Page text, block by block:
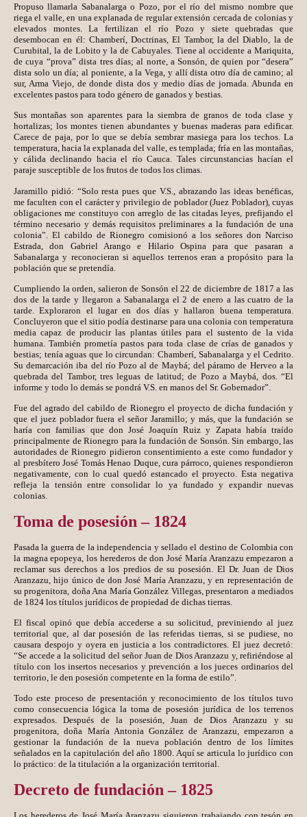
Propuso llamarla Sabanalarga o Pozo, por el río del mismo nombre que
riega el valle, en una explanada de regular extensión cercada de colonias y
elevados montes. La fertilizan el río Pozo y siete quebradas que
desembocan en él: Chamberí, Doctrinas, El Tambor, la del Diablo, la de
Curubital, la de Lobito y la de Cabuyales. Tiene al occidente a Mariquita,
de cuya “prova” dista tres días; al norte, a Sonsón, de quien por “desera”
dista solo un día; al poniente, a la Vega, y allí dista otro día de camino; al
sur, Arma Viejo, de donde dista dos y medio días de jornada. Abunda en
excelentes pastos para todo género de ganados y bestias.
Sus montañas son aparentes para la siembra de granos de toda clase y
hortalizas; los montes tienen abundantes y buenas maderas para edificar.
Carece de paja, por lo que se debía sembrar masiega para los techos. La
temperatura, hacia la explanada del valle, es templada; fría en las montañas,
y cálida declinando hacia el río Cauca. Tales circunstancias hacían el
paraje susceptible de los frutos de todos los climas.
Jaramillo pidió: “Solo resta pues que V.S., abrazando las ideas benéficas,
me faculten con el carácter y privilegio de poblador (Juez Poblador), cuyas
obligaciones me constituyo con arreglo de las citadas leyes, prefijando el
término necesario y demás requisitos preliminares a la fundación de una
colonia”. El cabildo de Rionegro comisionó a los señores don Narciso
Estrada, don Gabriel Arango e Hilario Ospina para que pasaran a
Sabanalarga y reconocieran si aquellos terrenos eran a propósito para la
población que se pretendía.
Cumpliendo la orden, salieron de Sonsón el 22 de diciembre de 1817 a las
dos de la tarde y llegaron a Sabanalarga el 2 de enero a las cuatro de la
tarde. Exploraron el lugar en dos días y hallaron buena temperatura.
Concluyeron que el sitio podía destinarse para una colonia con temperatura
media capaz de producir las plantas útiles para el sustento de la vida
humana. También prometía pastos para toda clase de crías de ganados y
bestias; tenía aguas que lo circundan: Chamberí, Sabanalarga y el Cedrito.
Su demarcación iba del río Pozo al de Maybá; del páramo de Herveo a la
quebrada del Tambor, tres leguas de latitud; de Pozo a Maybá, dos. “El
informe y todo lo demás se pondrá V.S. en manos del Sr. Gobernador”.
Fue del agrado del cabildo de Rionegro el proyecto de dicha fundación y
que el juez poblador fuera el señor Jaramillo; y más, que la fundación se
haría con familias que don José Joaquín Ruiz y Zapata había traído
principalmente de Rionegro para la fundación de Sonsón. Sin embargo, las
autoridades de Rionegro pidieron consentimiento a este como fundador y
al presbítero José Tomás Henao Duque, cura párroco, quienes respondieron
negativamente, con lo cual quedó estancado el proyecto. Esta negativa
refleja la tensión entre consolidar lo ya fundado y expandir nuevas
colonias.
Toma de posesión – 1824
Pasada la guerra de la independencia y sellado el destino de Colombia con
la magna epopeya, los herederos de don José María Aranzazu empezaron a
reclamar sus derechos a los predios de su posesión. El Dr. Juan de Dios
Aranzazu, hijo único de don José María Aranzazu, y en representación de
su progenitora, doña Ana María González Villegas, presentaron a mediados
de 1824 los títulos jurídicos de propiedad de dichas tierras.
El fiscal opinó que debía accederse a su solicitud, previniendo al juez
territorial que, al dar posesión de las referidas tierras, si se pudiese, no
causara despojo y oyera en justicia a los contradictores. El juez decretó:
“Se accede a la solicitud del señor Juan de Dios Aranzazu y, refiriéndose al
título con los insertos necesarios y prevención a los jueces ordinarios del
territorio, le den posesión competente en la forma de estilo”.
Todo este proceso de presentación y reconocimiento de los títulos tuvo
como consecuencia lógica la toma de posesión jurídica de los terrenos
expresados. Después de la posesión, Juan de Dios Aranzazu y su
progenitora, doña María Antonia González de Aranzazu, empezaron a
gestionar la fundación de la nueva población dentro de los límites
señalados en la capitulación del año 1800. Aquí se articula lo jurídico con
lo práctico: de la titulación a la organización territorial.
Decreto de fundación – 1825